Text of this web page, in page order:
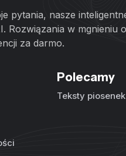
pytania, nasze
Rozwiązania w mgnieniu
za darmo.
Polecamy
Teksty piosenek